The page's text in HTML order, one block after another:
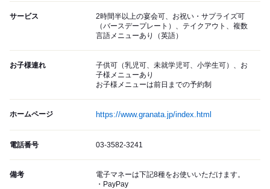
サービス
2時間半以上の宴会可、お祝い・サプライズ可
（バースデープレート）、テイクアウト、複数
言語メニューあり（英語）
お子様連れ
子供可（乳児可、未就学児可、小学生可）、お
子様メニューあり
お子様メニューは前日までの予約制
ホームページ https://www.granata.jp/index.html
電話番号 03-3582-3241
備考
電子マネーは下記8種をお使いいただけます。
・PayPay